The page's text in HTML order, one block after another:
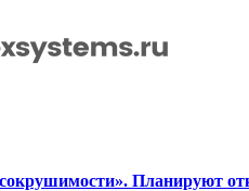
Планируют